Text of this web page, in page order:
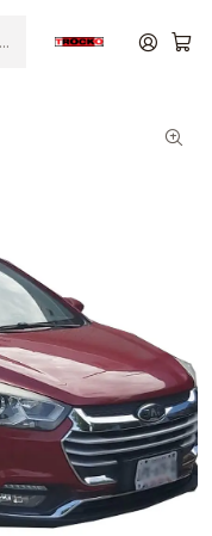
STEPWAY- COPIAR